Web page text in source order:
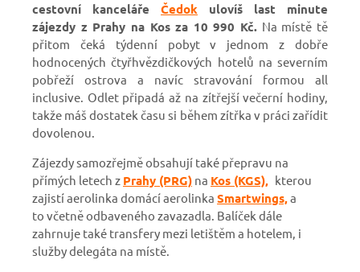
cestovní kanceláře Čedok ulovíš last minute
zájezdy z Prahy na Kos za 10 990 Kč. Na místě tě
přitom čeká týdenní pobyt v jednom z dobře
hodnocených čtyřhvězdičkových hotelů na severním
pobřeží ostrova a navíc stravování formou all
inclusive. Odlet připadá až na zítřejší večerní hodiny,
takže máš dostatek času si během zítřka v práci zařídit
dovolenou.
Zájezdy samozřejmě obsahují také přepravu na
přímých letech z Prahy (PRG) na Kos (KGS), kterou
zajistí aerolinka domácí aerolinka Smartwings,a
to včetně odbaveného zavazadla. Balíček dále
zahrnuje také transfery mezi letištěm a hotelem, i
služby delegáta na místě.